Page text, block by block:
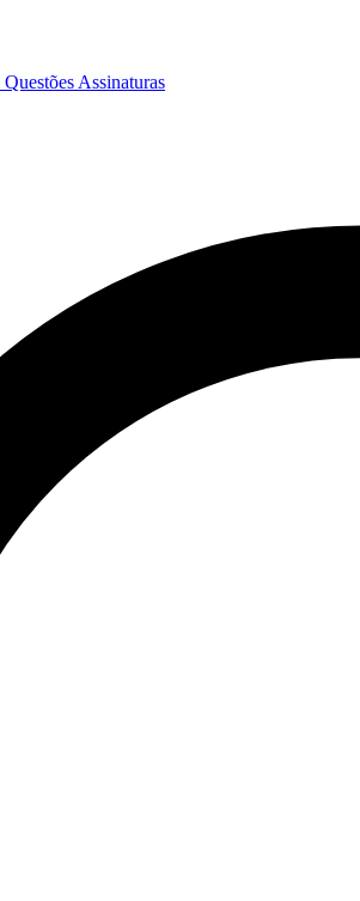
Questões Assinaturas